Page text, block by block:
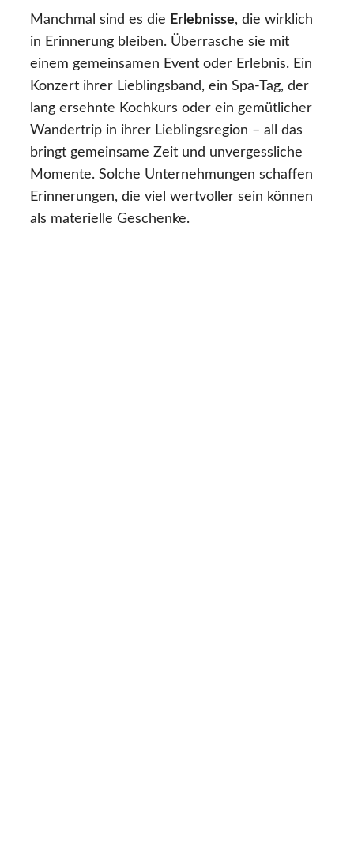
Manchmal sind es die Erlebnisse, die wirklich
in Erinnerung bleiben. Überrasche sie mit
einem gemeinsamen Event oder Erlebnis. Ein
Konzert ihrer Lieblingsband, ein Spa-Tag, der
lang ersehnte Kochkurs oder ein gemütlicher
Wandertrip in ihrer Lieblingsregion – all das
bringt gemeinsame Zeit und unvergessliche
Momente. Solche Unternehmungen schaffen
Erinnerungen, die viel wertvoller sein können
als materielle Geschenke.